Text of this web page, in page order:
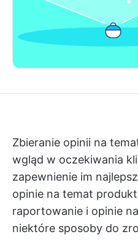
Zbieranie opinii na
wgląd w oczekiwania
zapewnienie im
opinie na temat
raportowanie i opinie
niektóre sposoby do